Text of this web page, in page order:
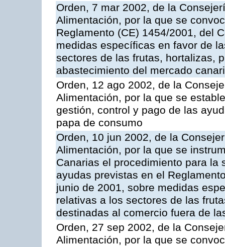
Orden, 7 mar 2002, de la
Alimentación, por la que se
Reglamento (CE) 1454/2001, del
medidas específicas en favor de
sectores de las frutas, hortalizas,
abastecimiento del mercado
Orden, 12 ago 2002, de la
Alimentación, por la que se
gestión, control y pago de las
papa de consumo
Orden, 10 jun 2002, de la
Alimentación, por la que se
Canarias el procedimiento para
ayudas previstas en el
junio de 2001, sobre medidas
relativas a los sectores de las
destinadas al comercio fuera de
Orden, 27 sep 2002, de la
Alimentación, por la que se